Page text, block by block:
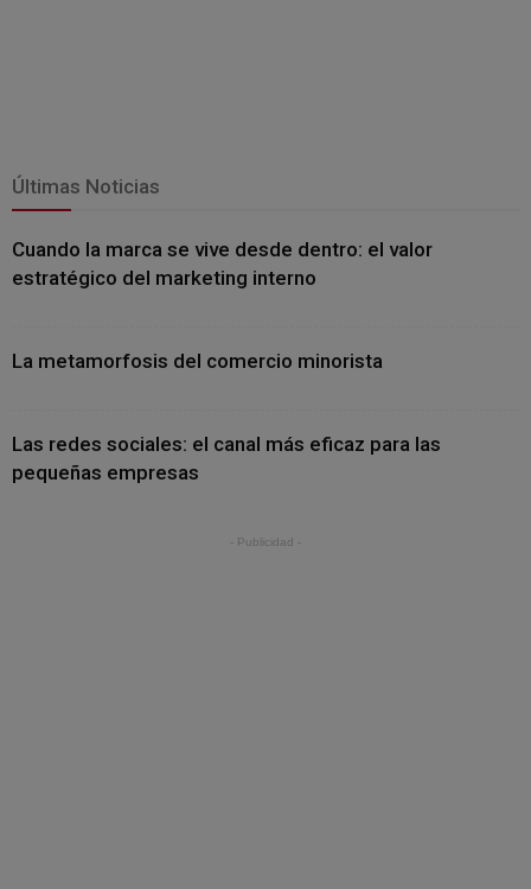
Últimas Noticias
Cuando la marca se vive desde dentro: el valor
estratégico del marketing interno
La metamorfosis del comercio minorista
Las redes sociales: el canal más eficaz para las
pequeñas empresas
- Publicidad -